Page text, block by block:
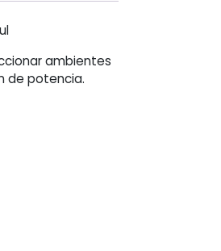
ambientes
de potencia.